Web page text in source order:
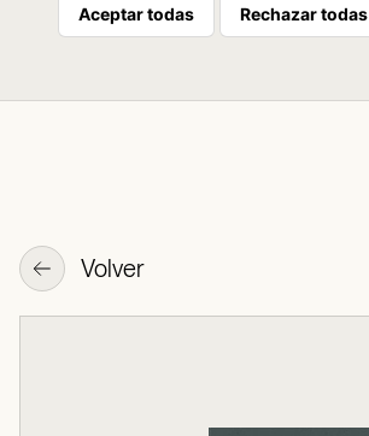
Aceptar todas Rechazar todas
Volver